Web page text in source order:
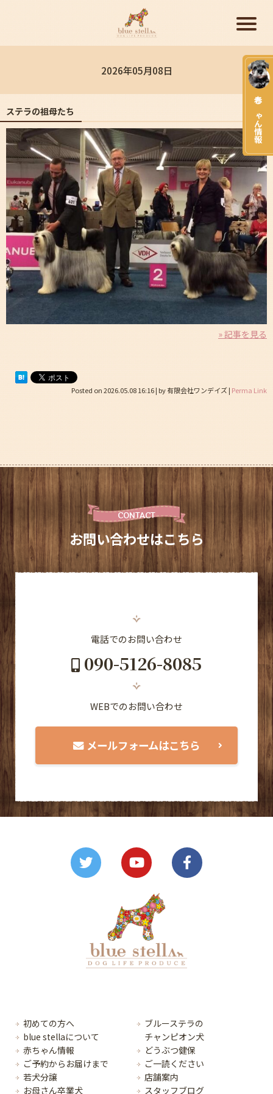
赤ちゃん情報
2026年05月08日
ステラの祖母たち
» 記事を見る
Posted on2026.05.08 16:16| by有限会社ワンデイズ| Perma Link
CONTACT
お問い合わせはこちら
電話でのお問い合わせ
090-5126-8085
WEBでのお問い合わせ
メールフォームはこちら
初めての方へ
blue stellaについて
赤ちゃん情報
ご予約からお届けまで
若犬分譲
お母さん卒業犬
ブルーステラの
チャンピオン犬
どうぶつ健保
ご一読ください
店舗案内
スタッフブログ